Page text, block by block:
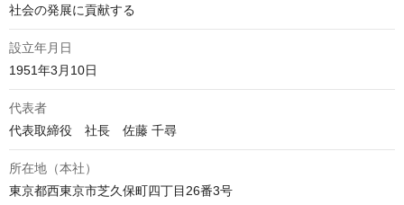
社会の発展に貢献する
設立年月日
1951年3月10日
代表者
代表取締役　社長　佐藤 千尋
所在地（本社）
東京都西東京市芝久保町四丁目26番3号